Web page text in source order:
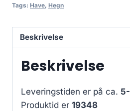
Tags: Have, Hegn
Beskrivelse
Beskrivelse
Leveringstiden er på ca.
Produktid er 19348